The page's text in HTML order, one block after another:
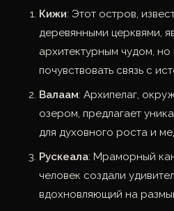
Кижи: Этот остров,
деревянными церквями,
архитектурным чудом,
почувствовать связь с
Валаам: Архипелаг,
озером, предлагает
для духовного роста и
Рускеала: Мраморный
человек создали
вдохновляющий на